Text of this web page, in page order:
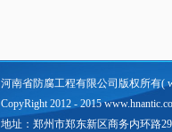
河南省防腐工程有限公司版权所有(
CopyRight 2012 - 2015
地址：郑州市郑东新区商务内环